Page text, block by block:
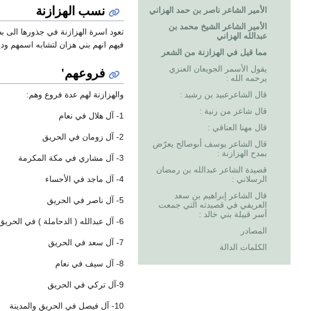
الأمير الشاعر ناصر بن حمد الهزاني
الأمير الشاعر الشيخ محمد بن
عبدالله الهزاني
مما قيل في الهزازنة من الشعر
يقول الأسمر الجويعان العنزي
يرحمه الله :
قال الشاعرعبيد بن رشيد :
قال شاعر من رنية :
قال مهنا العناقي :
قال الشاعر يوسف أبوصالح يعرّض
بمدح الهزازنة :
قصيدة الشاعر عبدالله بن رمضان
الرسلاني :
قال الشاعر إبراهيم بن سعد
العريفي في قصيدته التي جمعت
أسر قبيلة بني خالد :
المصادر
الكلمات الدالة
نسب الهزازنة
تعود اسرة الهزازنة في جذورها
فيهم انهم بني هزان لتشابه اسمهم
فروعهم'
والهزازنة لهم عدة فروع وهم:
1- آل هلال في نعام
2- آل زومان في الحريق
3- آل مشاري في مكة المكرمة
4- آل ماجد في الأحساء
5- آل ناصر في الحريق
6- آل عبدالله ( الدحاملة ) في الحريق
7- آل سعد في الحريق
8- آل سيف في نعام
9-آل تركي في الحريق
10- آل فيصل في الحريق والمدينة